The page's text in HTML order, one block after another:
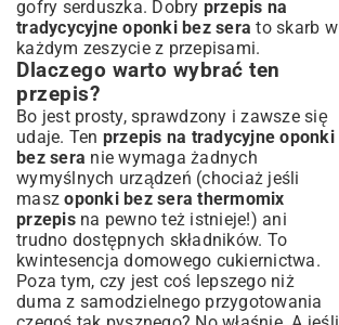
gofry serduszka. Dobry przepis na
tradycycyjne oponki bez sera to skarb w
każdym zeszycie z przepisami.
Dlaczego warto wybrać ten
przepis?
Bo jest prosty, sprawdzony i zawsze się
udaje. Ten przepis na tradycyjne oponki
bez sera nie wymaga żadnych
wymyślnych urządzeń (chociaż jeśli
maszoponki bez sera thermomix
przepisna pewno też istnieje!) ani
trudno dostępnych składników. To
kwintesencja domowego cukiernictwa.
Poza tym, czy jest coś lepszego niż
duma z samodzielnego przygotowania